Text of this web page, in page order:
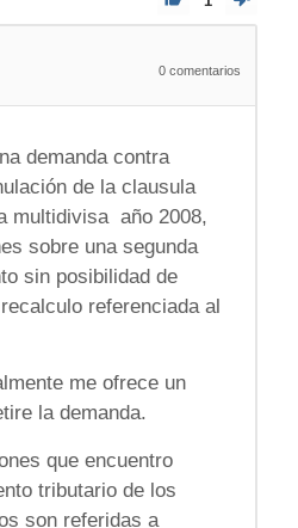
0 comentarios
demanda contra
de la clausula
multidivisa año 2008,
sobre una segunda
sin posibilidad de
referenciada al
me ofrece un
la demanda.
que encuentro
tributario de los
son referidas a